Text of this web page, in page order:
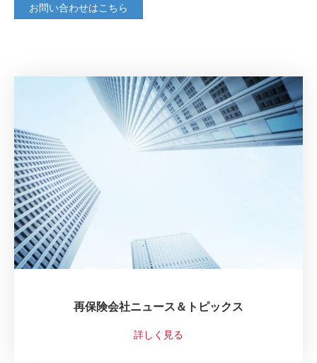
お問い合わせはこちら
再保険会社ニュース＆トピックス
詳しく見る